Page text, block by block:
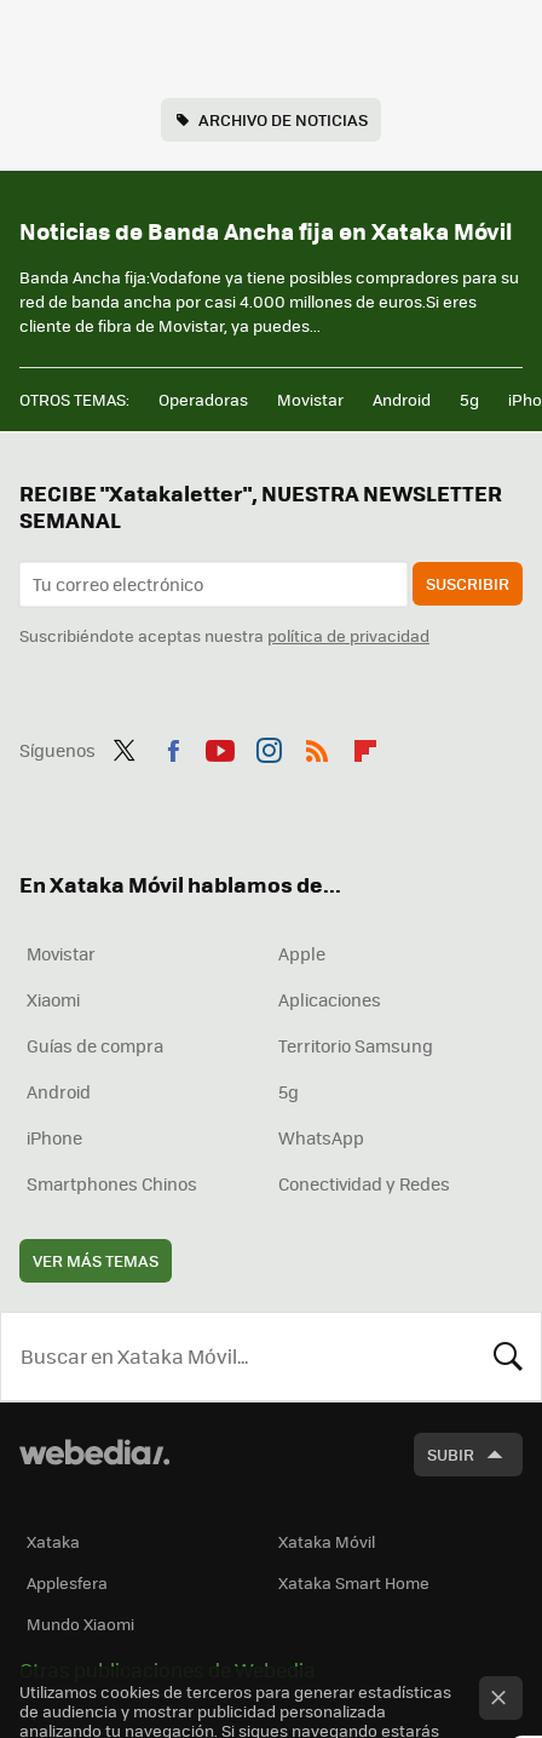
ARCHIVO DE NOTICIAS
Noticias de Banda Ancha fija en Xataka Móvil
Banda Ancha fija:Vodafone ya tiene posibles compradores para su
red de banda ancha por casi 4.000 millones de euros.Si eres
cliente de fibra de Movistar, ya puedes...
OTROS TEMAS: Operadoras Movistar Android 5g
RECIBE "Xatakaletter", NUESTRA NEWSLETTER
SEMANAL
SUSCRIBIR
Suscribiéndote aceptas nuestra política de privacidad
Síguenos
En Xataka Móvil hablamos de...
Movistar
Apple
Xiaomi
Aplicaciones
Guías de compra
Territorio Samsung
Android
5g
iPhone
WhatsApp
Smartphones Chinos
Conectividad y Redes
VER MÁS TEMAS
SUBIR
Xataka
Xataka Móvil
Applesfera
Xataka Smart Home
Mundo Xiaomi
Otras publicaciones de Webedia
Utilizamos cookies de terceros para generar estadísticas
de audiencia y mostrar publicidad personalizada
analizando tu navegación. Si sigues navegando estarás